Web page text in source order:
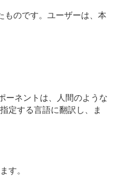
のです。ユーザーは、本
ーネントは、人間のような
定する言語に翻訳し、ま
す。